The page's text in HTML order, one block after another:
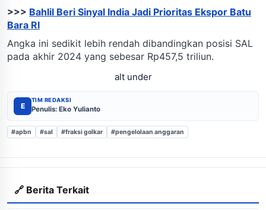
>>> Bahlil Beri Sinyal India Jadi Prioritas Ekspor Batu
Bara RI
Angka ini sedikit lebih rendah dibandingkan posisi SAL
pada akhir 2024 yang sebesar Rp457,5 triliun.
alt under
E
TIM REDAKSI
Penulis: Eko Yulianto
#apbn #sal #fraksi golkar #pengelolaan anggaran
🔗 Berita Terkait